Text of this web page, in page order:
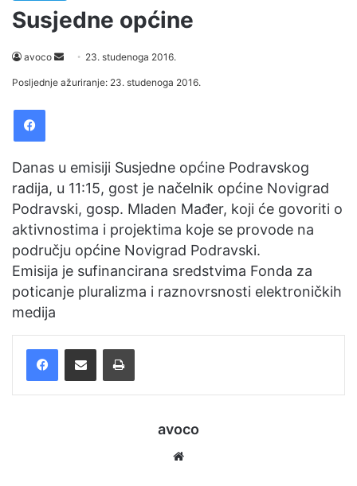
Susjedne općine
avoco
e
e
a
i
l
23. studenoga 2016.
Posljednje ažuriranje: 23. studenoga 2016.
Danas u emisiji Susjedne općine Podravskog
radija, u 11:15, gost je načelnik općine Novigrad
Podravski, gosp. Mladen Mađer, koji će govoriti o
aktivnostima i projektima koje se provode na
području općine Novigrad Podravski.
Emisija je sufinancirana sredstvima Fonda za
poticanje pluralizma i raznovrsnosti elektroničkih
medija
avoco